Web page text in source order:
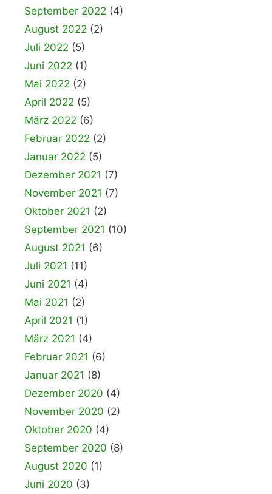
September 2022 (4)
August 2022 (2)
Juli 2022 (5)
Juni 2022 (1)
Mai 2022 (2)
April 2022 (5)
März 2022 (6)
Februar 2022 (2)
Januar 2022 (5)
Dezember 2021 (7)
November 2021 (7)
Oktober 2021 (2)
September 2021 (10)
August 2021 (6)
Juli 2021 (11)
Juni 2021 (4)
Mai 2021 (2)
April 2021 (1)
März 2021 (4)
Februar 2021 (6)
Januar 2021 (8)
Dezember 2020 (4)
November 2020 (2)
Oktober 2020 (4)
September 2020 (8)
August 2020 (1)
Juni 2020 (3)